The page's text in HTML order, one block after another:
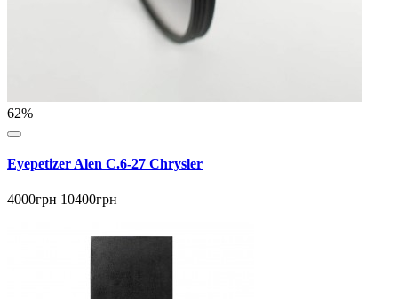
62%
Eyepetizer Alen C.6-27 Chrysler
4000грн 10400грн